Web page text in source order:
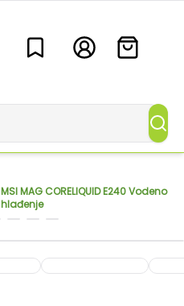
MSI MAG CORELIQUID E240 Vodeno
hlađenje